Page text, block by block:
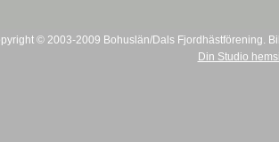
© 2003-2009 Bohuslän/Dals Fjordhästförening.
Din Studio